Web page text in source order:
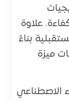
علاوة
بناءً
ميزة
الاصطناعي